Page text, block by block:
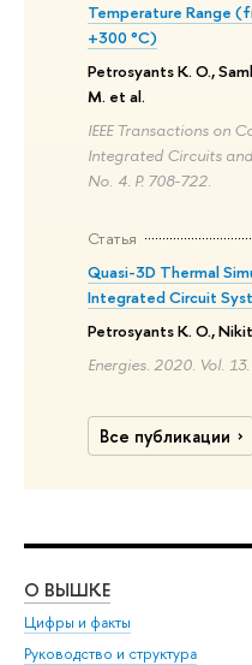
Temperature Range
+300 °C)
Petrosyants K. O.,
M. et al.
IEEE Transactions on
Integrated Circuits
No. 4. P. 708-722.
Статья
Quasi-3D Thermal
Integrated Circuit
Petrosyants K. O.,
Energies. 2020. Vol.
Все публикации
О ВЫШКЕ
Цифры и факты
Руководство и структура